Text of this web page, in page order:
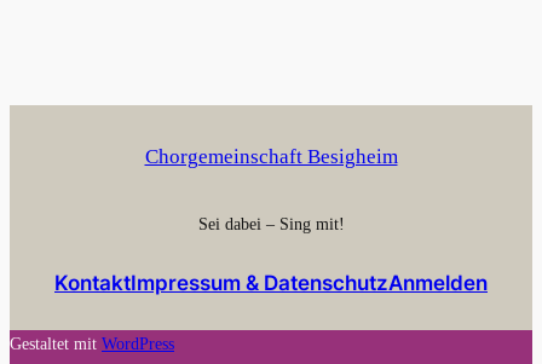
Chorgemeinschaft Besigheim
Sei dabei – Sing mit!
KontaktImpressum & DatenschutzAnmelden
Gestaltet mit WordPress